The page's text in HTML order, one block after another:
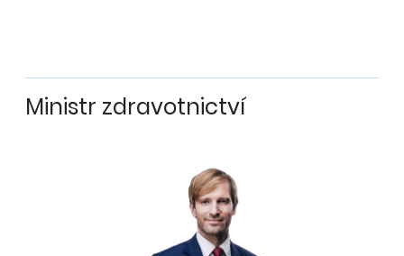
Ministr zdravotnictví